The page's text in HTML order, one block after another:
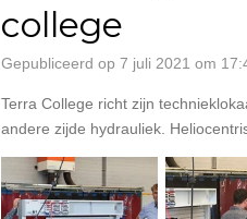
college
Gepubliceerd op 7 juli 2021 om
Terra College richt zijn
andere zijde hydrauliek.